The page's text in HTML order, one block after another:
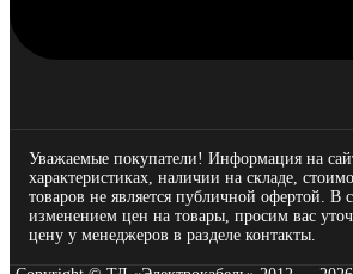
Уважаемые покупатели! Информация на
характеристиках, наличии на складе,
товаров не является публичной офертой. В
изменением цен на товары, просим вас
цену у менеджеров в разделе контакты.